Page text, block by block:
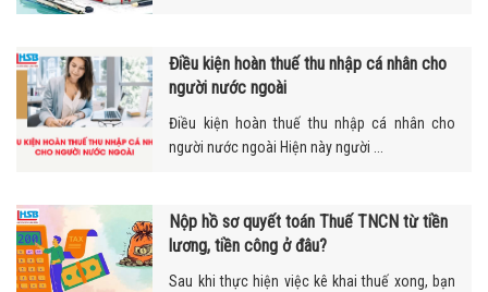
Điều kiện hoàn thuế thu nhập cá nhân cho
người nước ngoài
Điều kiện hoàn thuế thu nhập cá nhân cho
người nước ngoài Hiện này người ...
Nộp hồ sơ quyết toán Thuế TNCN từ tiền
lương, tiền công ở đâu?
Sau khi thực hiện việc kê khai thuế xong, bạn